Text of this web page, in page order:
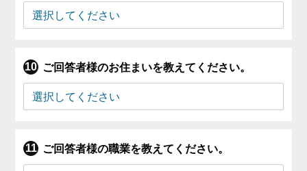
ご回答者様のお住まいを教えてください。
ご回答者様の職業を教えてください。